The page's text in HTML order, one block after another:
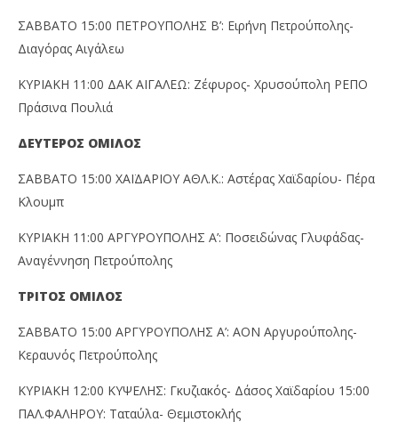
ΣΑΒΒΑΤΟ 15:00 ΠΕΤΡΟΥΠΟΛΗΣ Β’: Ειρήνη Πετρούπολης-
Διαγόρας Αιγάλεω
ΚΥΡΙΑΚΗ 11:00 ΔΑΚ ΑΙΓΑΛΕΩ: Ζέφυρος- Χρυσούπολη ΡΕΠΟ
Πράσινα Πουλιά
ΔΕΥΤΕΡΟΣ ΟΜΙΛΟΣ
ΣΑΒΒΑΤΟ 15:00 ΧΑΪΔΑΡΙΟΥ ΑΘΛ.Κ.: Αστέρας Χαϊδαρίου- Πέρα
Κλουμπ
ΚΥΡΙΑΚΗ 11:00 ΑΡΓΥΡΟΥΠΟΛΗΣ Α’: Ποσειδώνας Γλυφάδας-
Αναγέννηση Πετρούπολης
ΤΡΙΤΟΣ ΟΜΙΛΟΣ
ΣΑΒΒΑΤΟ 15:00 ΑΡΓΥΡΟΥΠΟΛΗΣ Α’: ΑΟΝ Αργυρούπολης-
Κεραυνός Πετρούπολης
ΚΥΡΙΑΚΗ 12:00 ΚΥΨΕΛΗΣ: Γκυζιακός- Δάσος Χαϊδαρίου 15:00
ΠΑΛ.ΦΑΛΗΡΟΥ: Ταταύλα- Θεμιστοκλής